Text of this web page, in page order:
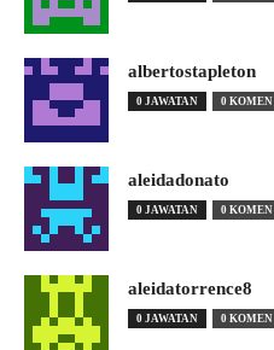
albertostapleton
0 JAWATAN 0 KOMEN
aleidadonato
0 JAWATAN 0 KOMEN
aleidatorrence8
0 JAWATAN 0 KOMEN